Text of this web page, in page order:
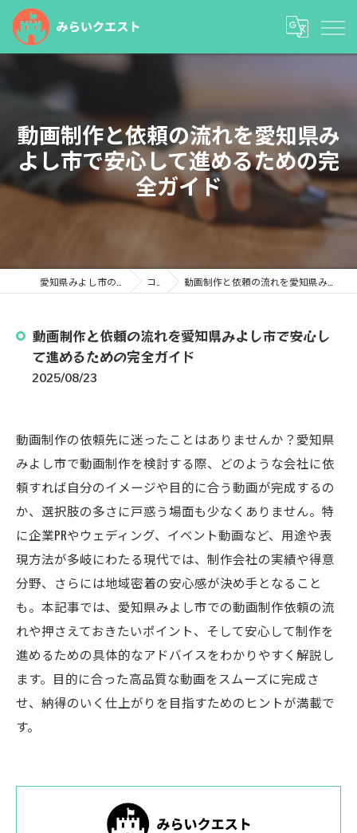
動画制作と依頼の流れを愛知県み
よし市で安心して進めるための完
全ガイド
コラム 動画制作と依頼の流れを愛知県みよし市で安心して進めるための完全ガイド
動画制作と依頼の流れを愛知県みよし市で安心し
て進めるための完全ガイド
2025/08/23
動画制作の依頼先に迷ったことはありませんか？愛知県
みよし市で動画制作を検討する際、どのような会社に依
頼すれば自分のイメージや目的に合う動画が完成するの
か、選択肢の多さに戸惑う場面も少なくありません。特
に企業PRやウェディング、イベント動画など、用途や表
現方法が多岐にわたる現代では、制作会社の実績や得意
分野、さらには地域密着の安心感が決め手となること
も。本記事では、愛知県みよし市での動画制作依頼の流
れや押さえておきたいポイント、そして安心して制作を
進めるための具体的なアドバイスをわかりやすく解説し
ます。目的に合った高品質な動画をスムーズに完成さ
せ、納得のいく仕上がりを目指すためのヒントが満載で
す。